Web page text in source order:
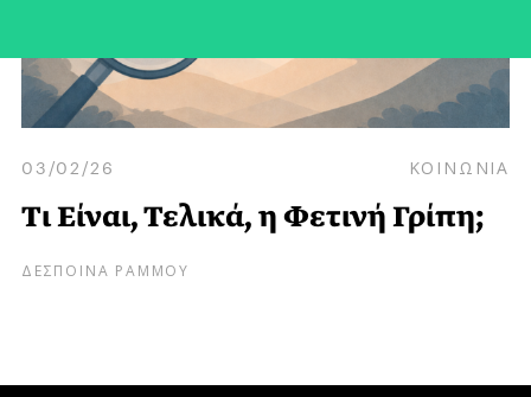
03/02/26 ΚΟΙΝΩΝΙΑ
Τι Είναι, Τελικά, η Φετινή Γρίπη;
ΔΕΣΠΟΙΝΑ ΡΑΜΜΟΥ